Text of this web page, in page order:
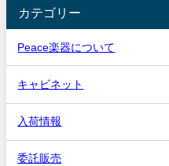
カテゴリー
Peace楽器について
キャビネット
入荷情報
委託販売